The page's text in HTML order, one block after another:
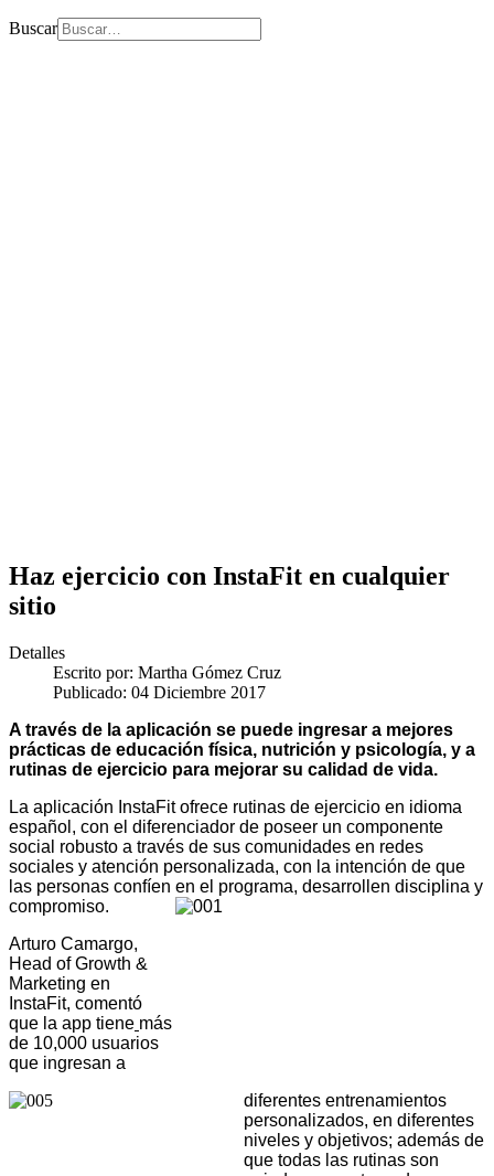
Buscar
Haz ejercicio con InstaFit en cualquier
sitio
Detalles
Escrito por: Martha Gómez Cruz
Publicado: 04 Diciembre 2017
A través de la aplicación se puede ingresar a mejores
prácticas de educación física, nutrición y psicología, y a
rutinas de ejercicio para mejorar su calidad de vida.
La aplicación InstaFitofrece rutinas de ejercicio en idioma
español, con el diferenciador de poseer un componente
social robusto a través de sus comunidades en redes
sociales y atención personalizada, con la intención de que
las personas confíen en el programa, desarrollen disciplina y
compromiso.
Arturo Camargo,
Head of Growth &
Marketing en
InstaFit, comentó
que la app tiene más
de 10,000 usuarios
que ingresan a
diferentes entrenamientos
personalizados, en diferentes
niveles y objetivos; además de
que todas las rutinas son